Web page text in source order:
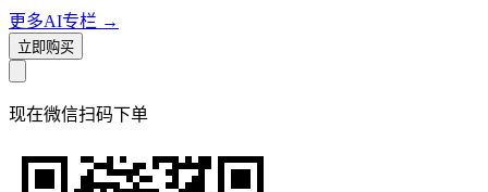
更多AI专栏 →
立即购买
现在微信扫码下单